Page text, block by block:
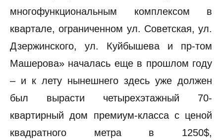
многофункциональным комплексом в
квартале, ограниченном ул. Советская, ул.
Дзержинского, ул. Куйбышева и пр-том
Машерова» началась еще в прошлом году
– и к лету нынешнего здесь уже должен
был вырасти четырехэтажный 70-
квартирный дом премиум-класса с ценой
квадратного метра в 1250$,